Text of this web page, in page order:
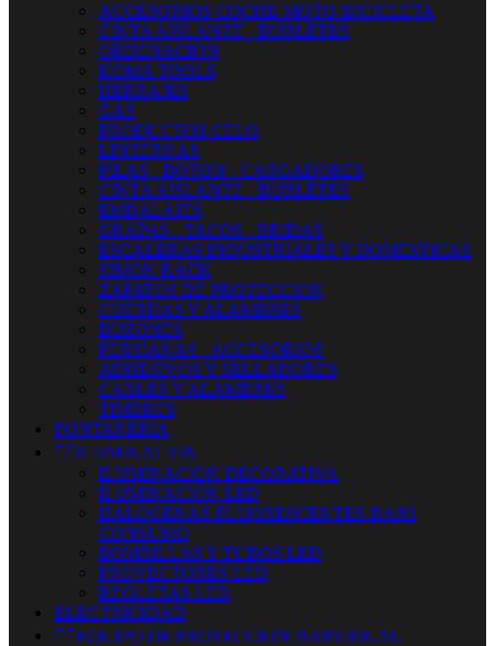
ACCESORIOS COCHE-MOTO-BICICLETA
CINTA AISLANTE - BURLETES
ORDENACION
KOMA TOOLS
HERRAJES
GAS
PRODUCTOS CELO
LINTERNAS
PILAS - BOTON - CARGADORES
CINTA AISLANTE - BURLETES
EMBALAJES
GRAPAS - TACOS - BRIDAS
ESCALERAS INDUSTRIALES Y DOMESTICAS
SIMON RACK
ZAPATOS DE PROTECCION
CUERDAS Y ALAMBRES
BUZONES
PERSIANAS - ACCESORIOS
ADHESIVOS Y SELLADORES
CABLES Y ALAMBRES
TIMBRES
FONTANERIA
 ILUMINACION
ILUMINACION DECORATIVA
ILUMINACIÓN LED
HALOGENAS-FLUORESCENTES-BAJO
CONSUMO
BOMBILLAS Y TUBOS LED
PROYECTORES LED
REGLETAS LED
ELECTRICIDAD
 EQUIPO DE PROTECCION INDIVIDUAL